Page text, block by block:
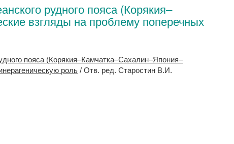
рудного пояса (Корякия–
взгляды на проблему поперечных
пояса (Корякия–Камчатка–Сахалин–Япония–
роль / Отв. ред. Старостин В.И.